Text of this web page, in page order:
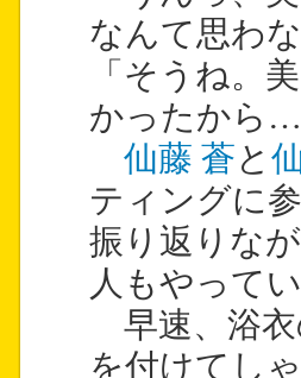
なんて思わ
「そうね。
かったから
仙藤 蒼と
ティングに
振り返りな
人もやって
早速、浴衣
を付けてし